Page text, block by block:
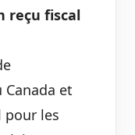
reçu fiscal
et
pour les